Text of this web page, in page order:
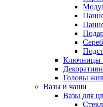
Ключницы
Головы
Вазы и чаши
Вазы для